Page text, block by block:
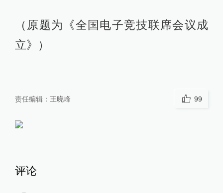
（原题为《全国电子竞技联席会议成
立》）
责任编辑： 王晓峰 99
评论